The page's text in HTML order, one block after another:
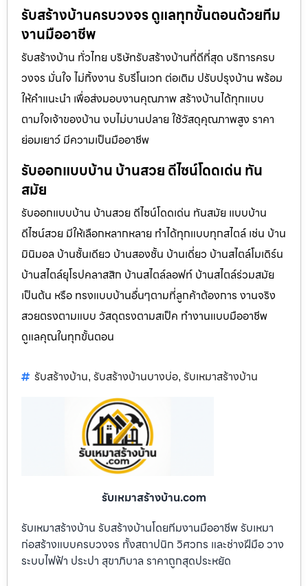
รับสร้างบ้านครบวงจร ดูแลทุกขั้นตอนด้วยทีม
งานมืออาชีพ
รับสร้างบ้าน ทั่วไทย บริษัทรับสร้างบ้านที่ดีที่สุด บริการครบ
วงจร มั่นใจ ไม่ทิ้งงาน รับรีโนเวท ต่อเติม ปรับปรุงบ้าน พร้อม
ให้คำแนะนำ เพื่อส่งมอบงานคุณภาพ สร้างบ้านได้ทุกแบบ
ตามใจเจ้าของบ้าน งบไม่บานปลาย ใช้วัสดุคุณภาพสูง ราคา
ย่อมเยาว์ มีความเป็นมืออาชีพ
รับออกแบบบ้าน บ้านสวย ดีไซน์โดดเด่น ทัน
สมัย
รับออกแบบบ้าน บ้านสวย ดีไซน์โดดเด่น ทันสมัย แบบบ้าน
ดีไซน์สวย มีให้เลือกหลากหลาย ทำได้ทุกแบบทุกสไตล์ เช่น บ้าน
มินิมอล บ้านชั้นเดียว บ้านสองชั้น บ้านเดี่ยว บ้านสไตล์โมเดิร์น
บ้านสไตล์ยุโรปคลาสสิก บ้านสไตล์ลอฟท์ บ้านสไตล์ร่วมสมัย
เป็นต้น หรือ ทรงแบบบ้านอื่นๆตามที่ลูกค้าต้องการ งานจริง
สวยตรงตามแบบ วัสดุตรงตามสเป็ค ทำงานแบบมืออาชีพ
ดูแลคุณในทุกขั้นตอน
รับสร้างบ้าน, รับสร้างบ้านบางบ่อ, รับเหมาสร้างบ้าน
รับเหมาสร้างบ้าน.com
รับเหมาสร้างบ้าน รับสร้างบ้านโดยทีมงานมืออาชีพ รับเหมา
ก่อสร้างแบบครบวงจร ทั้งสถาปนิก วิศวกร และช่างฝีมือ วาง
ระบบไฟฟ้า ประปา สุขาภิบาล ราคาถูกสุดประหยัด